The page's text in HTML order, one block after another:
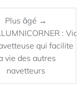
Plus âgé →
:
qui facilite
vie des autres
navetteurs